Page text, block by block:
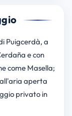
Puigcerdà, a
e con
come Masella;
aperta
privato in